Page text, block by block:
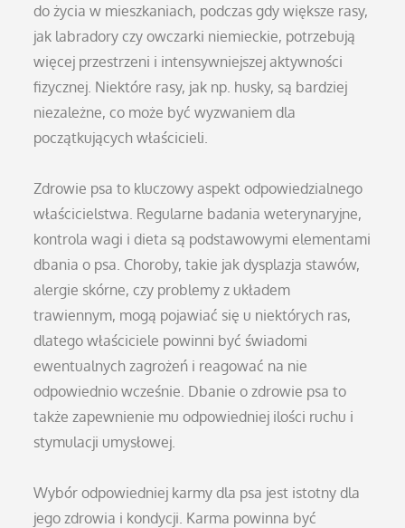
do życia w mieszkaniach, podczas gdy większe rasy,
jak labradory czy owczarki niemieckie, potrzebują
więcej przestrzeni i intensywniejszej aktywności
fizycznej. Niektóre rasy, jak np. husky, są bardziej
niezależne, co może być wyzwaniem dla
początkujących właścicieli.
Zdrowie psa to kluczowy aspekt odpowiedzialnego
właścicielstwa. Regularne badania weterynaryjne,
kontrola wagi i dieta są podstawowymi elementami
dbania o psa. Choroby, takie jak dysplazja stawów,
alergie skórne, czy problemy z układem
trawiennym, mogą pojawiać się u niektórych ras,
dlatego właściciele powinni być świadomi
ewentualnych zagrożeń i reagować na nie
odpowiednio wcześnie. Dbanie o zdrowie psa to
także zapewnienie mu odpowiedniej ilości ruchu i
stymulacji umysłowej.
Wybór odpowiedniej karmy dla psa jest istotny dla
jego zdrowia i kondycji. Karma powinna być